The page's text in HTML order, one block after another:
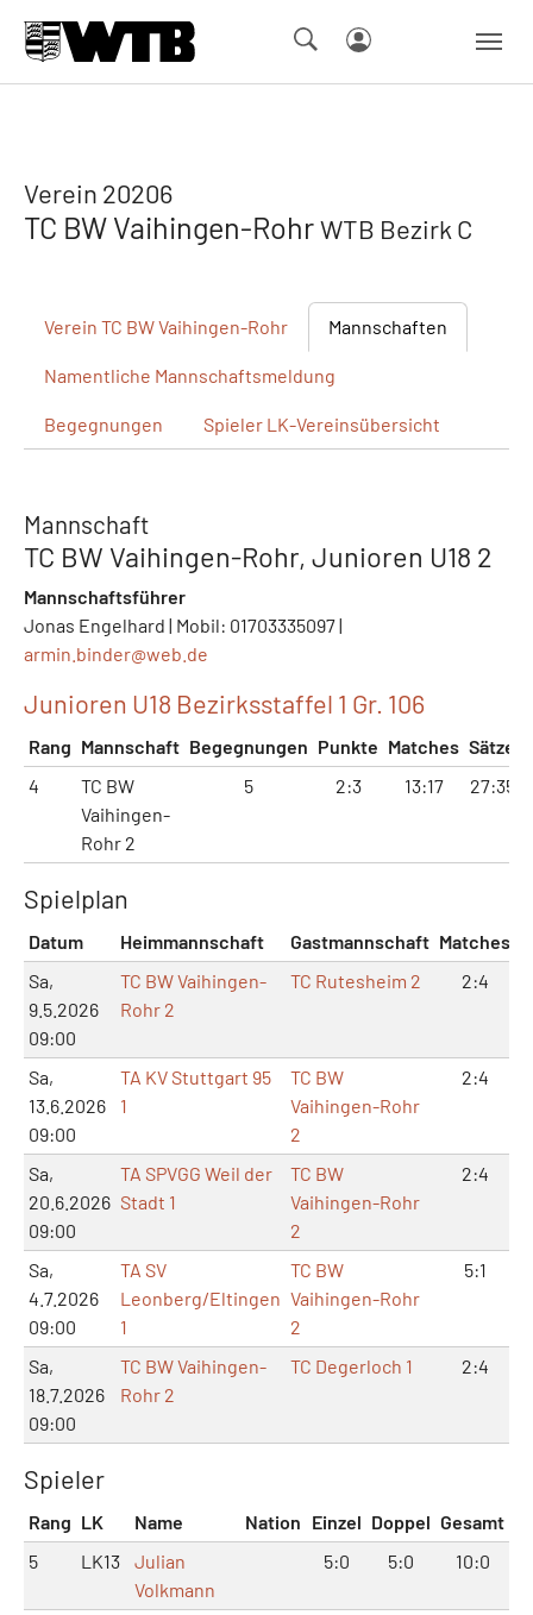
Verein 20206
TC BW Vaihingen-RohrWTB Bezirk C
Verein TC BW Vaihingen-Rohr Mannschaften
Namentliche Mannschaftsmeldung
Begegnungen Spieler LK-Vereinsübersicht
Mannschaft
TC BW Vaihingen-Rohr, Junioren U18 2
Mannschaftsführer
Jonas Engelhard | Mobil: 01703335097 |
armin.binder@web.de
Junioren U18 Bezirksstaffel 1 Gr. 106
Rang Mannschaft Begegnungen Punkte Matches Sätze
4
TC BW
Vaihingen-
Rohr 2
5 2:3 13:17 27:35
Spielplan
Datum Heimmannschaft Gastmannschaft Matches
Sa,
9.5.2026
09:00
TC BW Vaihingen-
Rohr 2
TC Rutesheim 2 2:4
Sa,
13.6.2026
09:00
TA KV Stuttgart 95
1
TC BW
Vaihingen-Rohr
2
2:4
Sa,
20.6.2026
09:00
TA SPVGG Weil der
Stadt 1
TC BW
Vaihingen-Rohr
2
2:4
Sa,
4.7.2026
09:00
TA SV
Leonberg/Eltingen
1
TC BW
Vaihingen-Rohr
2
5:1
Sa,
18.7.2026
09:00
TC BW Vaihingen-
Rohr 2
TC Degerloch 1 2:4
Spieler
Rang LK Name Nation Einzel Doppel Gesamt
5
LK13
Julian
Volkmann
5:0 5:0 10:0